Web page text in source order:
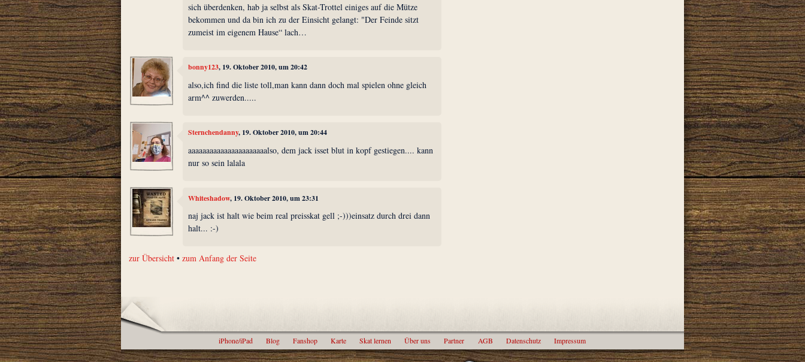
sich überdenken, hab ja selbst als Skat-Trottel einiges auf die Mütze
bekommen und da bin ich zu der Einsicht gelangt: "Der Feinde sitzt
zumeist im eigenem Hause“ lach…
bonny123, 19. Oktober 2010, um 20:42
also,ich find die liste toll,man kann dann doch mal spielen ohne gleich
arm^^ zuwerden.....
Sternchendanny, 19. Oktober 2010, um 20:44
aaaaaaaaaaaaaaaaaaaaaalso, dem jack isset blut in kopf gestiegen.... kann
nur so sein lalala
Whiteshadow, 19. Oktober 2010, um 23:31
naj jack ist halt wie beim real preisskat gell ;-)))einsatz durch drei dann
halt... :-)
zur Übersicht •zum Anfang der Seite
iPhone/iPad Blog Fanshop Karte Skat lernen Über uns Partner AGB Datenschutz Impressum